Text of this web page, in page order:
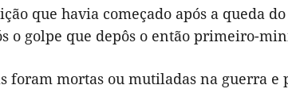
que havia começado após a queda
o golpe que depôs o então primeiro-
foram mortas ou mutiladas na guerra